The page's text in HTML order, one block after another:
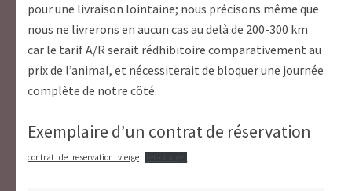
pour une livraison lointaine; nous précisons même que
nous ne livrerons en aucun cas au delà de 200-300 km
car le tarif A/R serait rédhibitoire comparativement au
prix de l’animal, et nécessiterait de bloquer une journée
complète de notre côté.
Exemplaire d’un contrat de réservation
contrat_de_reservation_vierge